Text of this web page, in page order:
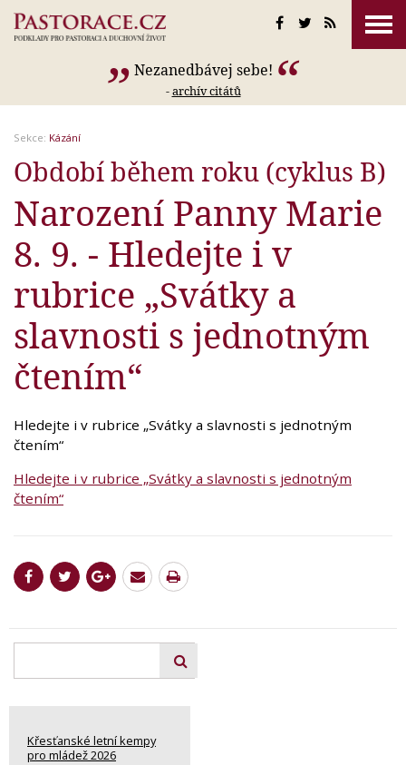
Nezanedbávej sebe!
-archív citátů
Sekce: Kázání
Období během roku (cyklus B)
Narození Panny Marie
8. 9. - Hledejte i v
rubrice „Svátky a
slavnosti s jednotným
čtením“
Hledejte i v rubrice „Svátky a slavnosti s jednotným
čtením“
Hledejte i v rubrice „Svátky a slavnosti s jednotným
čtením“
Křesťanské letní kempy
pro mládež 2026